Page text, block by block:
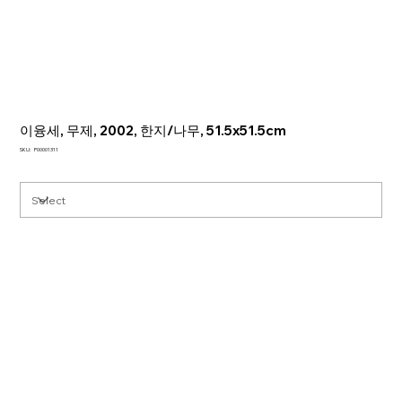
이융세, 무제, 2002, 한지/나무, 51.5x51.5cm
SKU: SKU
P00001311